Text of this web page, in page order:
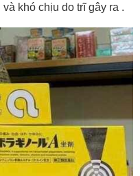
khó chịu do trĩ gây ra .